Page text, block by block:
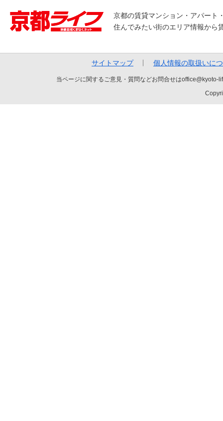
京都の賃貸マンション・アパート
住んでみたい街のエリア情報から
サイトマップ 個人情報の取扱いに
当ページに関するご意見・質問などお問合せは